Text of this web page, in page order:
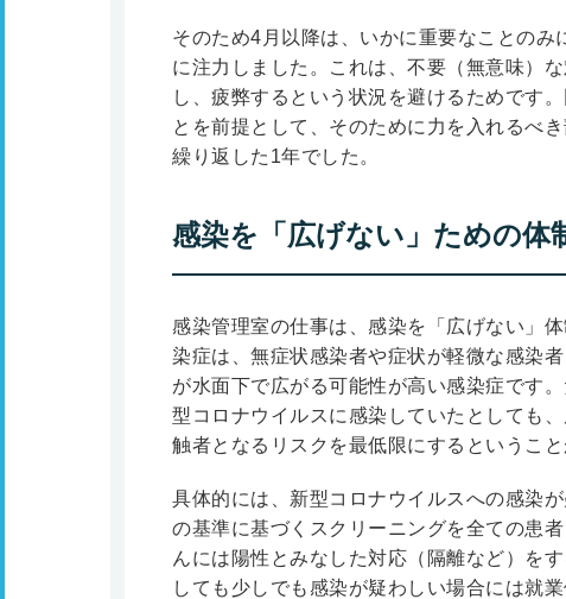
そのため4月以降は、いかに重要なことの
に注力しました。これは、不要（無意味）
し、疲弊するという状況を避けるためです
とを前提として、そのために力を入れるべ
繰り返した1年でした。
感染を「広げない」ための体
感染管理室の仕事は、感染を「広げない」
染症は、無症状感染者や症状が軽微な感染
が水面下で広がる可能性が高い感染症です
型コロナウイルスに感染していたとしても
触者となるリスクを最低限にするというこ
具体的には、新型コロナウイルスへの感染
の基準に基づくスクリーニングを全ての患
んには陽性とみなした対応（隔離など）を
しても少しでも感染が疑わしい場合には就